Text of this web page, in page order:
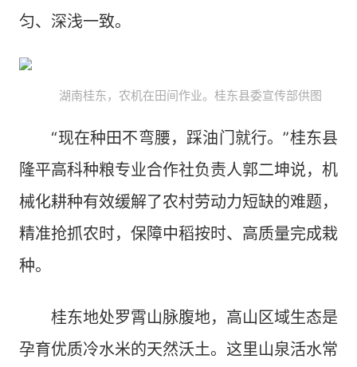
匀、深浅一致。
湖南桂东，农机在田间作业。桂东县委宣传部供图
“现在种田不弯腰，踩油门就行。”桂东县
隆平高科种粮专业合作社负责人郭二坤说，机
械化耕种有效缓解了农村劳动力短缺的难题，
精准抢抓农时，保障中稻按时、高质量完成栽
种。
桂东地处罗霄山脉腹地，高山区域生态是
孕育优质冷水米的天然沃土。这里山泉活水常